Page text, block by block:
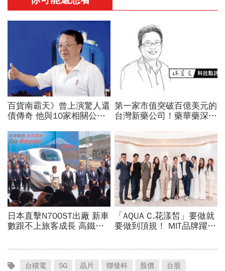
台積電 5G 晶片 聯發科 股價 台股